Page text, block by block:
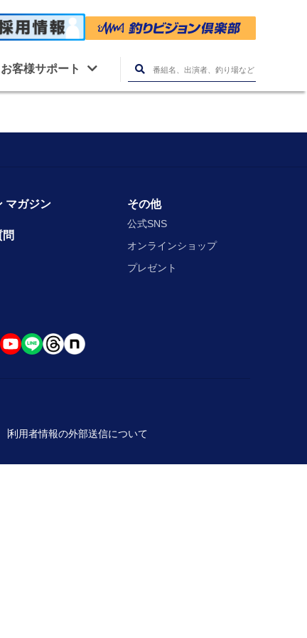
お客様サポート
マガジン その他
公式SNS
オンラインショップ
プレゼント
利用者情報の外部送信について